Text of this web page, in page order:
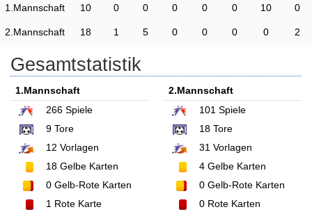
1.Mannschaft
10 0 0 0 0 0 10 0
2.Mannschaft 18 1 5 0 0 0 0 2
Gesamtstatistik
1.Mannschaft
266 Spiele
9 Tore
12 Vorlagen
18 Gelbe Karten
0 Gelb-Rote Karten
1 Rote Karte
2.Mannschaft
101 Spiele
18Tore
31 Vorlagen
4Gelbe Karten
0Gelb-Rote Karten
0Rote Karten